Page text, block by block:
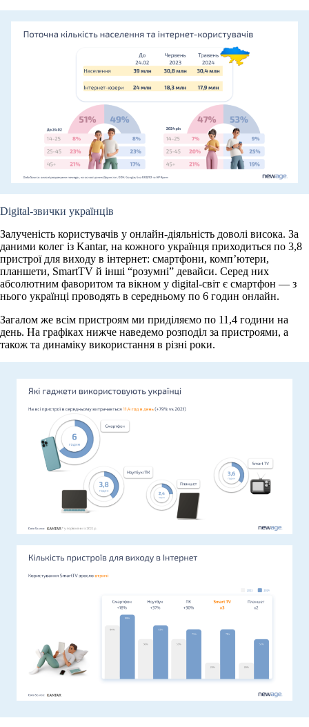
Digital-звички українців
Залученість користувачів у онлайн-діяльність доволі висока. За
даними колег із Kantar, на кожного українця приходиться по 3,8
пристрої для виходу в інтернет: смартфони, комп’ютери,
планшети, SmartTV й інші “розумні” девайси. Серед них
абсолютним фаворитом та вікном у digital-світ є смартфон — з
нього українці проводять в середньому по 6 годин онлайн.
Загалом же всім пристроям ми приділяємо по 11,4 години на
день. На графіках нижче наведемо розподіл за пристроями, а
також та динаміку використання в різні роки.